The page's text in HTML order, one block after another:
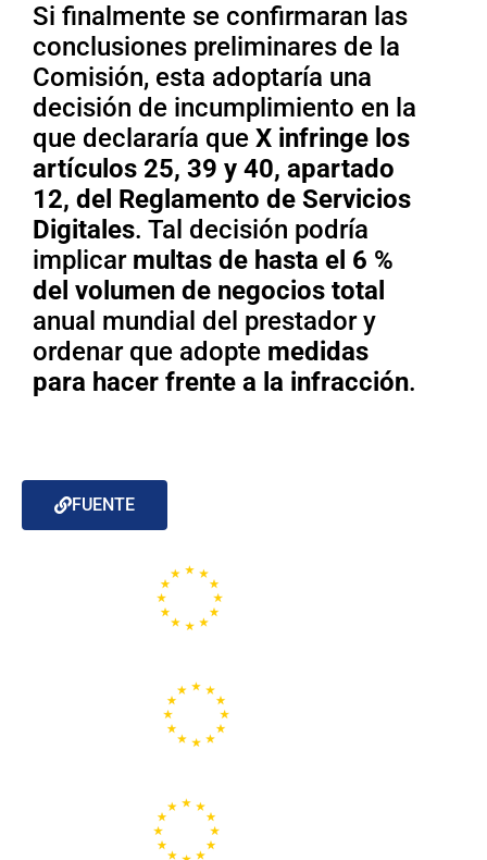
Si finalmente se confirmaran las
conclusiones preliminares de la
Comisión, esta adoptaría una
decisión de incumplimiento en la
que declararía que X infringe los
artículos 25, 39 y 40, apartado
12, del Reglamento de Servicios
Digitales. Tal decisión podría
implicarmultas de hasta el 6 %
del volumen de negocios total
anual mundial del prestador y
ordenar que adopte medidas
para hacer frente a la infracción.
FUENTE